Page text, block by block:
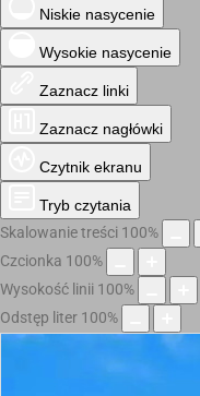
Niskie nasycenie
Wysokie nasycenie
Zaznacz linki
Zaznacz nagłówki
Czytnik ekranu
Tryb czytania
Skalowanie treści 100%
Czcionka 100%
Wysokość linii 100%
Odstęp liter 100%